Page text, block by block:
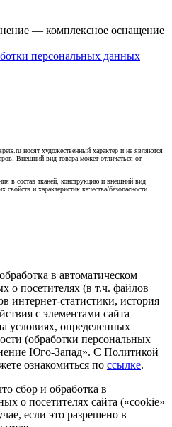
— комплексное оснащение
персональных данных
носят художественный характер и не являются
Внешний вид товара может отличаться от
в состав тканей, конструкцию и внешний вид
и характеристик качества/безопасности
в автоматическом
о посетителях (в т.ч. файлов
интернет-статистики, история
с элементами сайта
условиях, определенных
(обработки персональных
Юго-Запад». С Политикой
ознакомиться по ссылке.
сбор и обработка в
о посетителях сайта («cookie»
если это разрешено в